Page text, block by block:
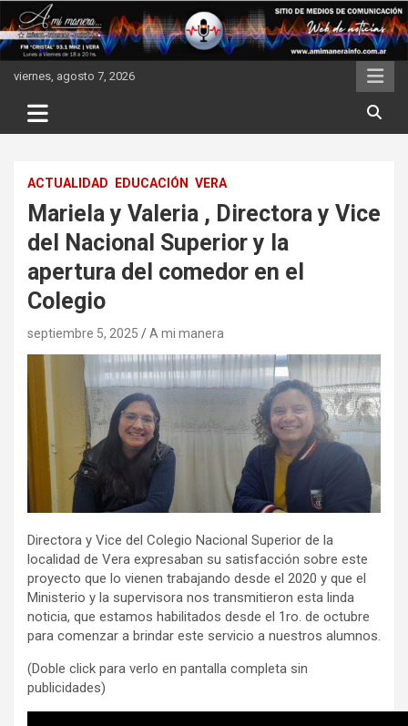
to
content
viernes, agosto 7, 2026
ACTUALIDAD EDUCACIÓN VERA
Mariela y Valeria , Directora y Vice
del Nacional Superior y la
apertura del comedor en el
Colegio
septiembre 5, 2025 A mi manera
Directora y Vice del Colegio Nacional Superior de la
localidad de Vera expresaban su satisfacción sobre este
proyecto que lo vienen trabajando desde el 2020 y que el
Ministerio y la supervisora nos transmitieron esta linda
noticia, que estamos habilitados desde el 1ro. de octubre
para comenzar a brindar este servicio a nuestros alumnos.
(Doble click para verlo en pantalla completa sin
publicidades)